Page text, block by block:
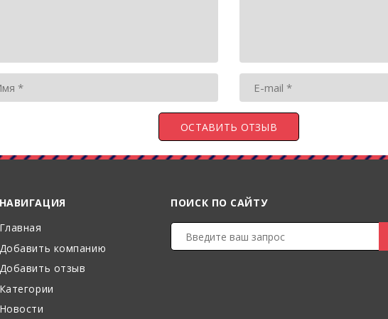
НАВИГАЦИЯ
Главная
Добавить компанию
Добавить отзыв
Категории
Новости
ПОИСК ПО САЙТУ